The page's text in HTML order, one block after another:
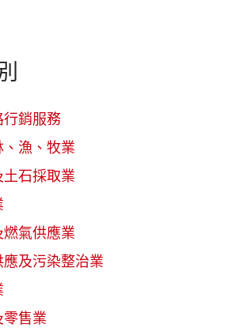
行銷服務
、漁、牧業
土石採取業
燃氣供應業
應及污染整治業
零售業